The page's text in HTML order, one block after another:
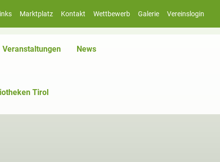
Marktplatz Kontakt Wettbewerb Galerie Vereinslogin
Veranstaltungen News
Tirol